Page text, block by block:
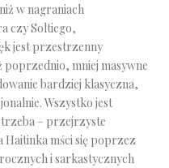
w nagraniach
czy Soltiego,
jest przestrzenny
poprzednio, mniej masywne
bardziej klasyczna,
Wszystko jest
trzeba – przejrzyste
Haitinka mści się poprzez
i sarkastycznych